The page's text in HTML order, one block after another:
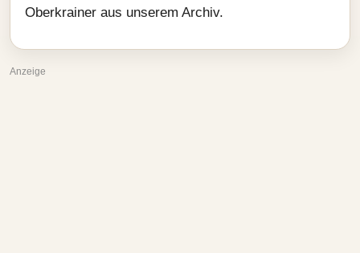
Oberkrainer aus unserem Archiv.
Anzeige